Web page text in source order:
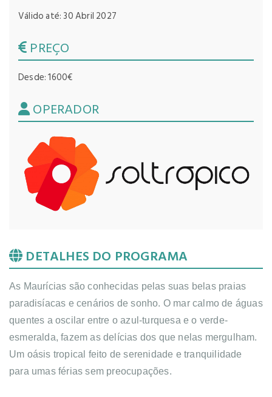
Válido até: 30 Abril 2027
PREÇO
Desde: 1600€
OPERADOR
DETALHES DO PROGRAMA
As Maurícias são conhecidas pelas suas belas praias
paradisíacas e cenários de sonho. O mar calmo de águas
quentes a oscilar entre o azul-turquesa e o verde-
esmeralda, fazem as delícias dos que nelas mergulham.
Um oásis tropical feito de serenidade e tranquilidade
para umas férias sem preocupações.